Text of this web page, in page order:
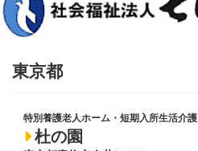
ジ
送
り
東京都
特別養護老人ホーム・短期入所生活介護
杜の園